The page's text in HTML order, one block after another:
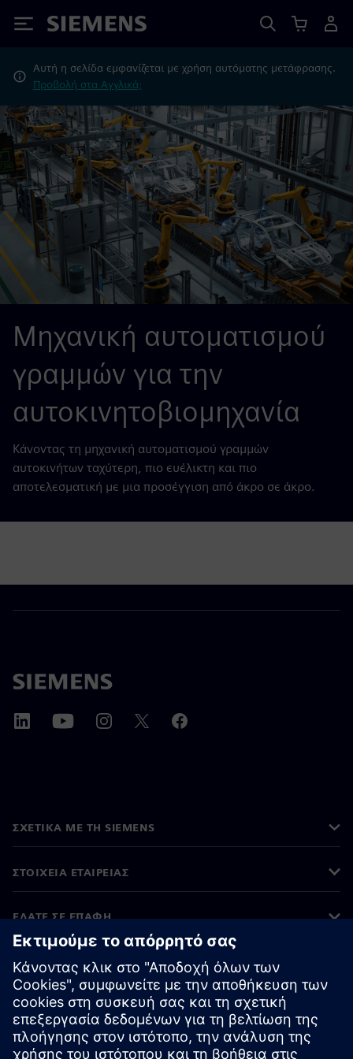
Siemens
Αυτή η σελίδα εμφανίζεται με χρήση αυτόματης μετάφρασης.
Προβολή στα Αγγλικά;
Μηχανική αυτοματισμού
γραμμών για την
αυτοκινητοβιομηχανία
Κάνοντας τη μηχανική αυτοματισμού γραμμών
αυτοκινήτων ταχύτερη, πιο ευέλικτη και πιο
αποτελεσματική με μια προσέγγιση από άκρο σε άκρο.
ΣΧΕΤΙΚΆ ΜΕ ΤΗ SIEMENS
ΣΤΟΙΧΕΊΑ ΕΤΑΙΡΕΊΑΣ
ΕΛΆΤΕ ΣΕ ΕΠΑΦΉ
ΚΑΡΙΈΡΑ
©Siemens2026